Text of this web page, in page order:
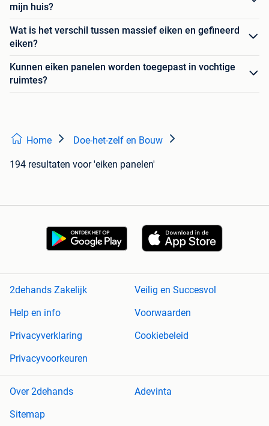
mijn huis?
Wat is het verschil tussen massief eiken en gefineerd
eiken?
Kunnen eiken panelen worden toegepast in vochtige
ruimtes?
Home Doe-het-zelf en Bouw
194 resultaten voor 'eiken panelen'
2dehands Zakelijk
Veilig en Succesvol
Help en info
Voorwaarden
Privacyverklaring
Cookiebeleid
Privacyvoorkeuren
Over 2dehands
Adevinta
Sitemap